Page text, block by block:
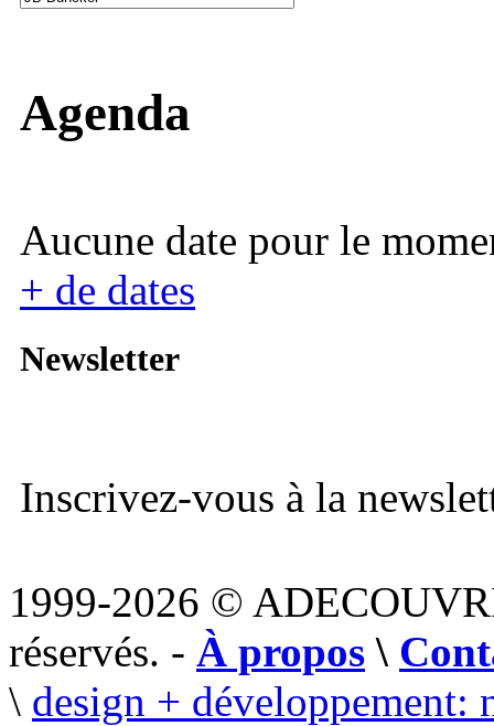
Agenda
Aucune date pour le
+ de dates
Newsletter
Inscrivez-vous à la
1999-2026 ©
réservés. - À propos \
\ design + développement: